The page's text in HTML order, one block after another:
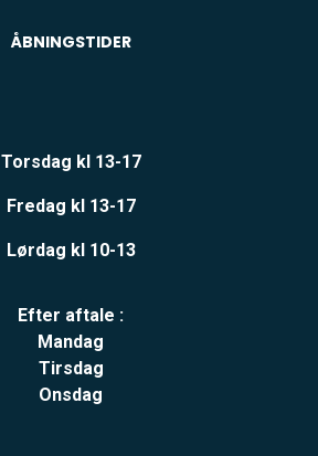
ÅBNINGSTIDER
Torsdag kl 13-17
Fredag kl 13-17
Lørdag kl 10-13
Efter aftale :
Mandag
Tirsdag
Onsdag